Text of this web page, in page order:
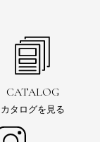
CATALOG
カタログを見る